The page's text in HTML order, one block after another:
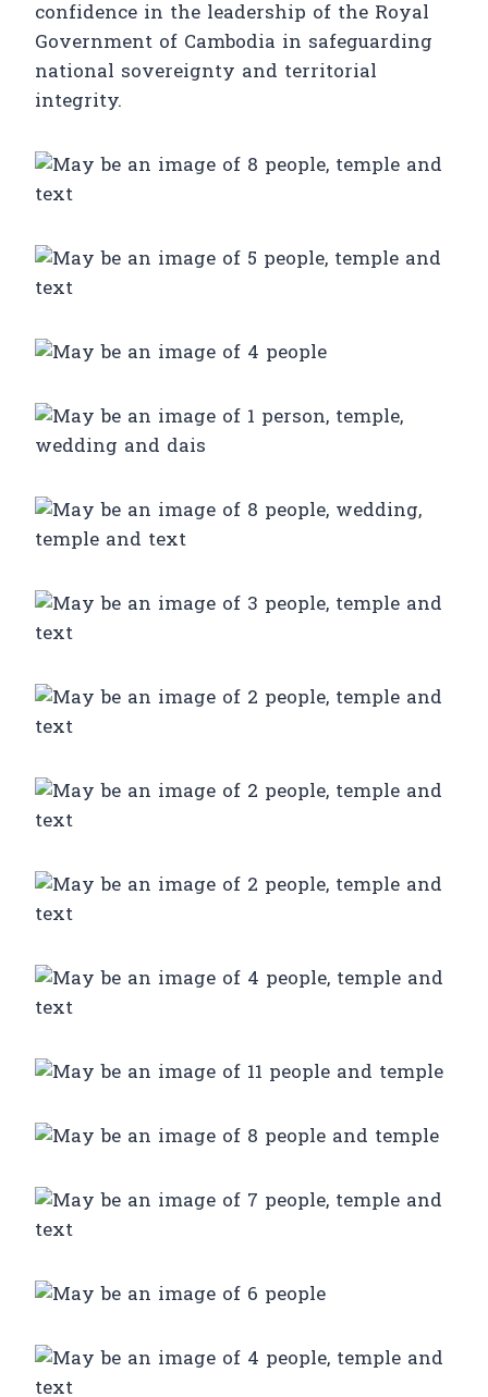
confidence in the leadership of the Royal
Government of Cambodia in safeguarding
national sovereignty and territorial
integrity.